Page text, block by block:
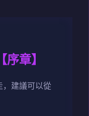
章】
，建議可以從